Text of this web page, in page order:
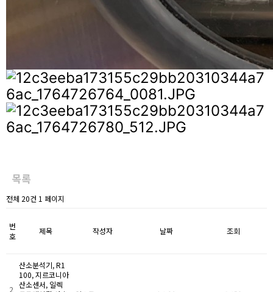
목록
전체 20건 1 페이지
번
호
제목 작성자 날짜 조회
2
산소분석기, R1
100, 지르코니아
산소센서, 일렉